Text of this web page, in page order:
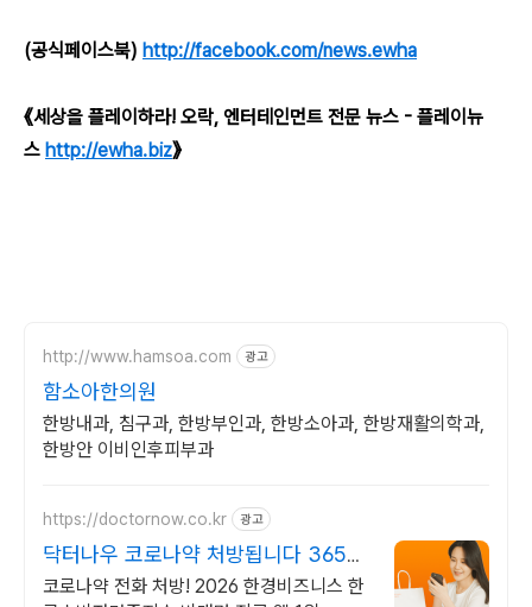
(공식페이스북) http://facebook.com/news.ewha
《세상을 플레이하라! 오락, 엔터테인먼트 전문 뉴스 - 플레이뉴
스 http://ewha.biz》
http://www.hamsoa.com 광고
함소아한의원
한방내과, 침구과, 한방부인과, 한방소아과, 한방재활의학과,
한방안 이비인후피부과
https://doctornow.co.kr 광고
닥터나우 코로나약 처방됩니다 365일
24시간 진료가능
코로나약 전화 처방! 2026 한경비즈니스 한